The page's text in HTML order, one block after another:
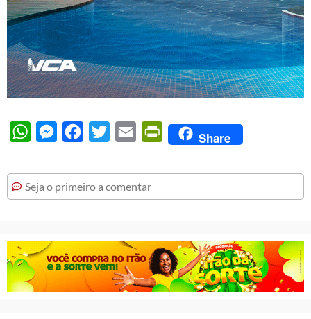
WhatsAppMessengerFacebook
Twitter Email PrintFriendly
Share
Seja o primeiro a comentar